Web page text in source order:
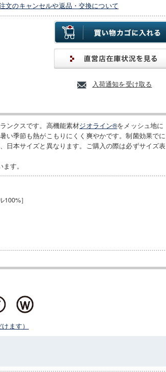
文のキャンセルや返品・交換について
入荷通知を受け取る
ンクスです。高機能素材ジオライン®をメッシュ地に
い季節も熱がこもりにくく爽やかです。制菌効果でに
日本サイズと異なります。ご購入の際は必ずサイズ表
す。
100%］
ます）